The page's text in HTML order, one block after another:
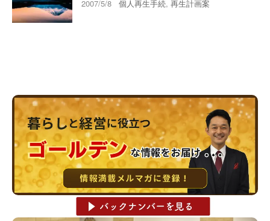
2007/5/8 個人再生手続, 再生計画案